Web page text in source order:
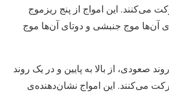
می‌کنند. این امواج از پنج ریزموج
آن‌ها موج جنبشی و دوتای آن‌ها موج
صعودی، از بالا به پایین و در یک روند
حرکت می‌کنند. این امواج نشان‌دهنده‌ی